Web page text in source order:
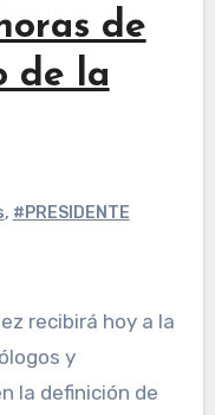
de
de la
, #PRESIDENTE
y
la definición de